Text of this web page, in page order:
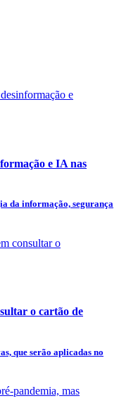
e IA nas
da informação, segurança
o cartão de
que serão aplicadas no